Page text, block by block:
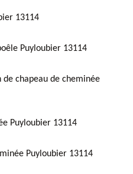
13114
Puyloubier 13114
chapeau de cheminée
Puyloubier 13114
Puyloubier 13114